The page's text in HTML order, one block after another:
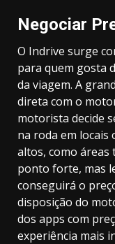
Negociar
O Indrive surge
para quem gosta
da viagem. A
direta com o
motorista decide
na roda em locais
altos, como áreas
ponto forte, mas
conseguirá o
disposição do
dos apps com
experiência mais